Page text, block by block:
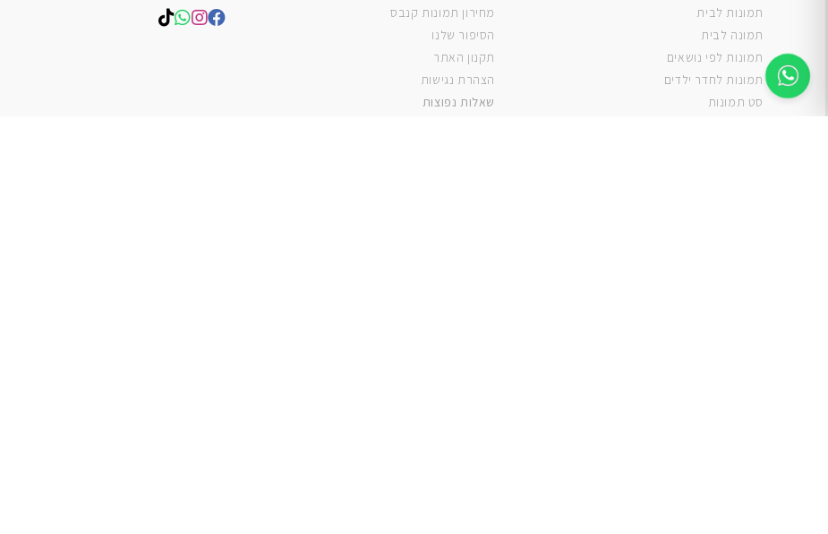
תמונות לבית
תמונה לבית
תמונות לפי נושאים
תמונות לחדר ילדים
סט תמונות
מחירון תמונות קנבס
הסיפור שלנו
תקנון האתר
הצהרת נגישות
שאלות נפוצות